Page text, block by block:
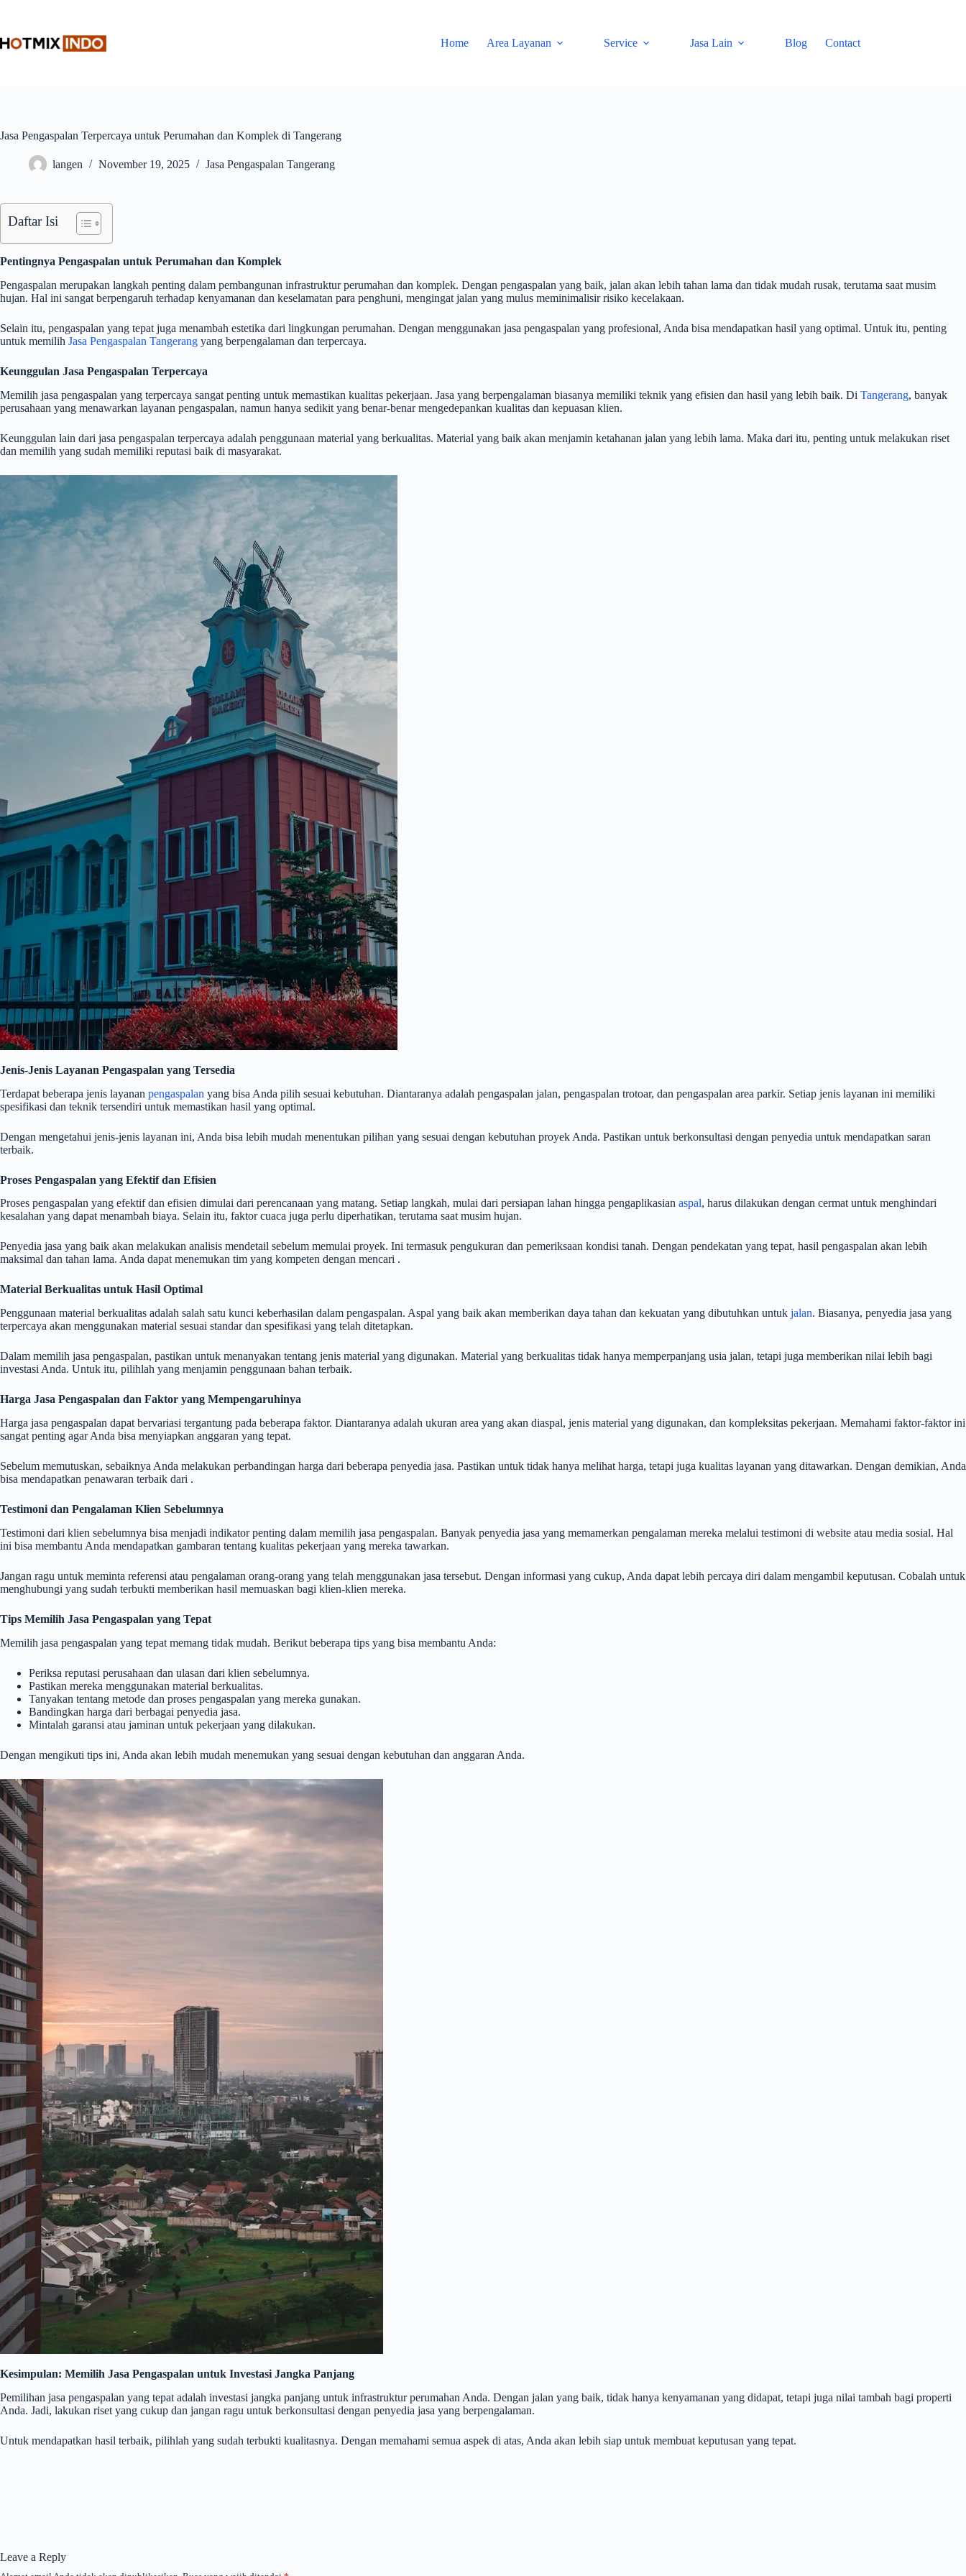
Home
Area Layanan Service Jasa Lain Blog Contact
Jasa Pengaspalan Terpercaya untuk Perumahan dan Komplek di Tangerang
langen November 19, 2025 Jasa Pengaspalan Tangerang
Daftar Isi
Pentingnya Pengaspalan untuk Perumahan dan Komplek
Pengaspalan merupakan langkah penting dalam pembangunan infrastruktur perumahan dan komplek. Dengan pengaspalan yang baik, jalan akan lebih tahan lama dan tidak mudah rusak, terutama saat musim
hujan. Hal ini sangat berpengaruh terhadap kenyamanan dan keselamatan para penghuni, mengingat jalan yang mulus meminimalisir risiko kecelakaan.
Selain itu, pengaspalan yang tepat juga menambah estetika dari lingkungan perumahan. Dengan menggunakan jasa pengaspalan yang profesional, Anda bisa mendapatkan hasil yang optimal. Untuk itu, penting
untuk memilih Jasa Pengaspalan Tangerang yang berpengalaman dan terpercaya.
Keunggulan Jasa Pengaspalan Terpercaya
Memilih jasa pengaspalan yang terpercaya sangat penting untuk memastikan kualitas pekerjaan. Jasa yang berpengalaman biasanya memiliki teknik yang efisien dan hasil yang lebih baik. Di Tangerang, banyak
perusahaan yang menawarkan layanan pengaspalan, namun hanya sedikit yang benar-benar mengedepankan kualitas dan kepuasan klien.
Keunggulan lain dari jasa pengaspalan terpercaya adalah penggunaan material yang berkualitas. Material yang baik akan menjamin ketahanan jalan yang lebih lama. Maka dari itu, penting untuk melakukan riset
dan memilih yang sudah memiliki reputasi baik di masyarakat.
Jenis-Jenis Layanan Pengaspalan yang Tersedia
Terdapat beberapa jenis layanan pengaspalan yang bisa Anda pilih sesuai kebutuhan. Diantaranya adalah pengaspalan jalan, pengaspalan trotoar, dan pengaspalan area parkir. Setiap jenis layanan ini memiliki
spesifikasi dan teknik tersendiri untuk memastikan hasil yang optimal.
Dengan mengetahui jenis-jenis layanan ini, Anda bisa lebih mudah menentukan pilihan yang sesuai dengan kebutuhan proyek Anda. Pastikan untuk berkonsultasi dengan penyedia untuk mendapatkan saran
terbaik.
Proses Pengaspalan yang Efektif dan Efisien
Proses pengaspalan yang efektif dan efisien dimulai dari perencanaan yang matang. Setiap langkah, mulai dari persiapan lahan hingga pengaplikasian aspal, harus dilakukan dengan cermat untuk menghindari
kesalahan yang dapat menambah biaya. Selain itu, faktor cuaca juga perlu diperhatikan, terutama saat musim hujan.
Penyedia jasa yang baik akan melakukan analisis mendetail sebelum memulai proyek. Ini termasuk pengukuran dan pemeriksaan kondisi tanah. Dengan pendekatan yang tepat, hasil pengaspalan akan lebih
maksimal dan tahan lama. Anda dapat menemukan tim yang kompeten dengan mencari .
Material Berkualitas untuk Hasil Optimal
Penggunaan material berkualitas adalah salah satu kunci keberhasilan dalam pengaspalan. Aspal yang baik akan memberikan daya tahan dan kekuatan yang dibutuhkan untuk jalan. Biasanya, penyedia jasa yang
terpercaya akan menggunakan material sesuai standar dan spesifikasi yang telah ditetapkan.
Dalam memilih jasa pengaspalan, pastikan untuk menanyakan tentang jenis material yang digunakan. Material yang berkualitas tidak hanya memperpanjang usia jalan, tetapi juga memberikan nilai lebih bagi
investasi Anda. Untuk itu, pilihlah yang menjamin penggunaan bahan terbaik.
Harga Jasa Pengaspalan dan Faktor yang Mempengaruhinya
Harga jasa pengaspalan dapat bervariasi tergantung pada beberapa faktor. Diantaranya adalah ukuran area yang akan diaspal, jenis material yang digunakan, dan kompleksitas pekerjaan. Memahami faktor-faktor ini
sangat penting agar Anda bisa menyiapkan anggaran yang tepat.
Sebelum memutuskan, sebaiknya Anda melakukan perbandingan harga dari beberapa penyedia jasa. Pastikan untuk tidak hanya melihat harga, tetapi juga kualitas layanan yang ditawarkan. Dengan demikian, Anda
bisa mendapatkan penawaran terbaik dari .
Testimoni dan Pengalaman Klien Sebelumnya
Testimoni dari klien sebelumnya bisa menjadi indikator penting dalam memilih jasa pengaspalan. Banyak penyedia jasa yang memamerkan pengalaman mereka melalui testimoni di website atau media sosial. Hal
ini bisa membantu Anda mendapatkan gambaran tentang kualitas pekerjaan yang mereka tawarkan.
Jangan ragu untuk meminta referensi atau pengalaman orang-orang yang telah menggunakan jasa tersebut. Dengan informasi yang cukup, Anda dapat lebih percaya diri dalam mengambil keputusan. Cobalah untuk
menghubungi yang sudah terbukti memberikan hasil memuaskan bagi klien-klien mereka.
Tips Memilih Jasa Pengaspalan yang Tepat
Memilih jasa pengaspalan yang tepat memang tidak mudah. Berikut beberapa tips yang bisa membantu Anda:
Periksa reputasi perusahaan dan ulasan dari klien sebelumnya.
Pastikan mereka menggunakan material berkualitas.
Tanyakan tentang metode dan proses pengaspalan yang mereka gunakan.
Bandingkan harga dari berbagai penyedia jasa.
Mintalah garansi atau jaminan untuk pekerjaan yang dilakukan.
Dengan mengikuti tips ini, Anda akan lebih mudah menemukan yang sesuai dengan kebutuhan dan anggaran Anda.
Kesimpulan: Memilih Jasa Pengaspalan untuk Investasi Jangka Panjang
Pemilihan jasa pengaspalan yang tepat adalah investasi jangka panjang untuk infrastruktur perumahan Anda. Dengan jalan yang baik, tidak hanya kenyamanan yang didapat, tetapi juga nilai tambah bagi properti
Anda. Jadi, lakukan riset yang cukup dan jangan ragu untuk berkonsultasi dengan penyedia jasa yang berpengalaman.
Untuk mendapatkan hasil terbaik, pilihlah yang sudah terbukti kualitasnya. Dengan memahami semua aspek di atas, Anda akan lebih siap untuk membuat keputusan yang tepat.
Leave a Reply